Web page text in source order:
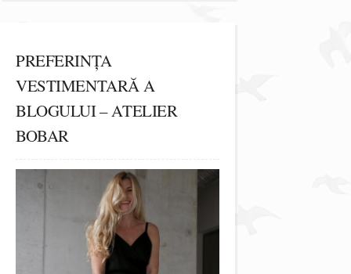
PREFERINȚA
VESTIMENTARĂ A
BLOGULUI – ATELIER
BOBAR